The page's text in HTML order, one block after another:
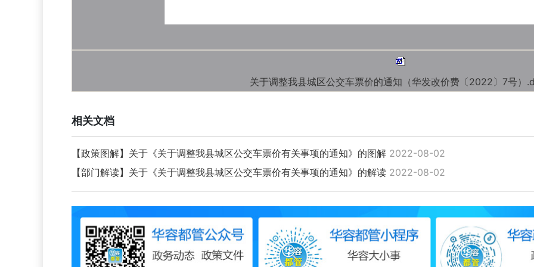
关于调整我县城区公交车票价的通知（华发改价费〔2022〕7号）
相关文档
【政策图解】关于《关于调整我县城区公交车票价有关事项的通知》的图解 2022-08-02
【部门解读】关于《关于调整我县城区公交车票价有关事项的通知》的解读 2022-08-02